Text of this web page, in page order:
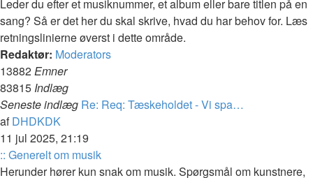
Leder du efter et musiknummer, et album eller bare titlen på en
sang? Så er det her du skal skrive, hvad du har behov for. Læs
retningslinierne øverst i dette område.
Redaktør: Moderators
13882Emner
83815 Indlæg
Seneste indlæg Re: Req: Tæskeholdet - Vi spa…
afDHDKDK
det
seneste
indlæg
11 jul 2025, 21:19
:: Generelt om musik
Herunder hører kun snak om musik. Spørgsmål om kunstnere,